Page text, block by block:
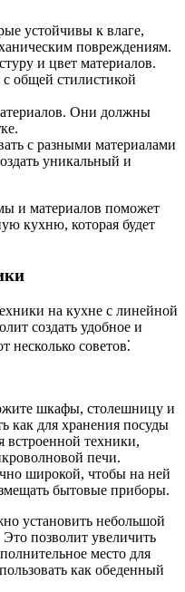
устойчивы к влаге,
повреждениям.
и цвет материалов.
общей стилистикой
Они должны
с разными материалами
уникальный и
и материалов поможет
кухню, которая будет
на кухне с линейной
создать удобное и
несколько советов⁚
шкафы, столешницу и
как для хранения посуды
встроенной техники,
печи.
широкой, чтобы на ней
бытовые приборы.
установить небольшой
позволит увеличить
место для
как обеденный